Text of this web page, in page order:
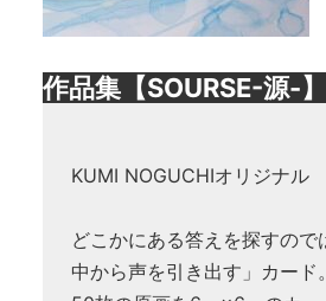
作品集【SOURSE-源-
KUMI NOGUCHIオリジナル
どこかにある答えを探すので
中から声を引き出す」カード。